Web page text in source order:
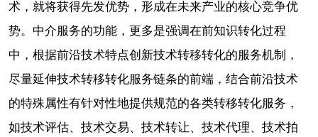
术，就将获得先发优势，形成在未来产业的核心竞争优
势。中介服务的功能，更多是强调在前知识转化过程
中，根据前沿技术特点创新技术转移转化的服务机制，
尽量延伸技术转移转化服务链条的前端，结合前沿技术
的特殊属性有针对性地提供规范的各类转移转化服务，
如技术评估、技术交易、技术转让、技术代理、技术拍